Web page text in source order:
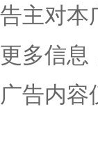
告主对本
更多信息
广告内容